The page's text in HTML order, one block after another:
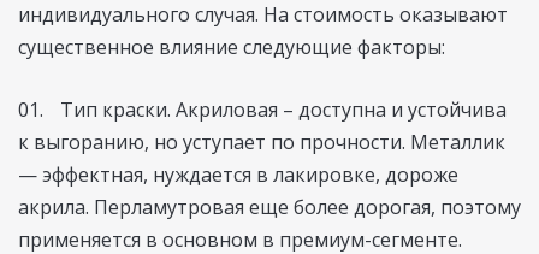
индивидуального случая. На стоимость оказывают
существенное влияние следующие факторы:
Тип краски. Акриловая – доступна и устойчива
к выгоранию, но уступает по прочности. Металлик
— эффектная, нуждается в лакировке, дороже
акрила. Перламутровая еще более дорогая, поэтому
применяется в основном в премиум-сегменте.